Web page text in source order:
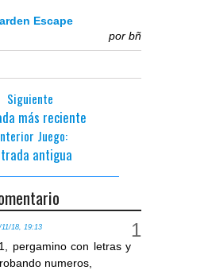
Escape
por bñ
Siguiente
más reciente
Juego:
antigua
11/18, 19:13
pergamino con letras y
numeros,